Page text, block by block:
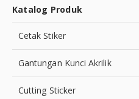
Katalog Produk
Cetak Stiker
Gantungan Kunci Akrilik
Cutting Sticker